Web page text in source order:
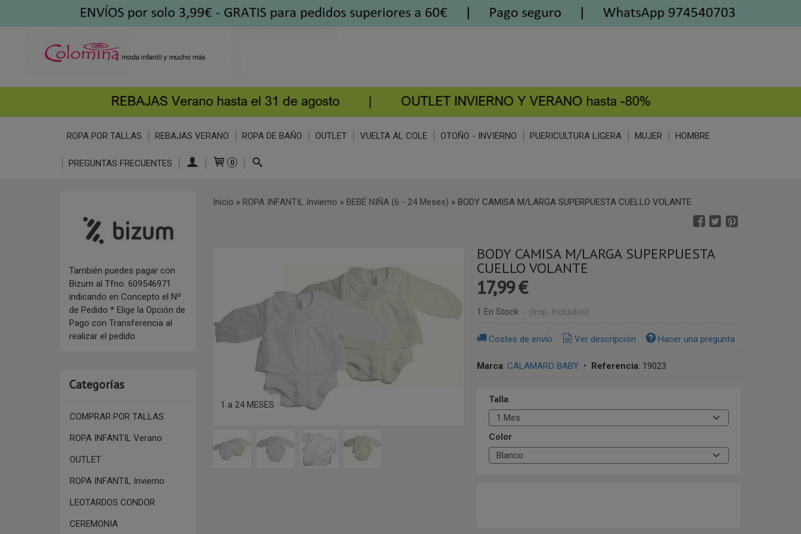
ROPA POR TALLAS REBAJAS VERANO ROPA DE BAÑO OUTLET VUELTA AL COLE OTOÑO - INVIERNO PUERICULTURA LIGERA MUJER HOMBRE
PREGUNTAS FRECUENTES 0
También puedes pagar con
Bizum al Tfno. 609546971
indicando en Concepto el Nº
de Pedido * Elige la Opción de
Pago con Transferencia al
realizar el pedido.
Categorías
COMPRAR POR TALLAS
ROPA INFANTIL Verano
OUTLET
ROPA INFANTIL Invierno
LEOTARDOS CONDOR
CEREMONIA
Inicio » ROPA INFANTIL Invierno » BEBÉ NIÑA (6 - 24 Meses) » BODY CAMISA M/LARGA SUPERPUESTA CUELLO VOLANTE
1 a 24 MESES
BODY CAMISA M/LARGA SUPERPUESTA
CUELLO VOLANTE
17,99 €
1 En Stock - (Imp. Incluidos)
Costes de envío Ver descripción Hacer una pregunta
Marca: CALAMARO BABY• Referencia: 19023
Talla
Color